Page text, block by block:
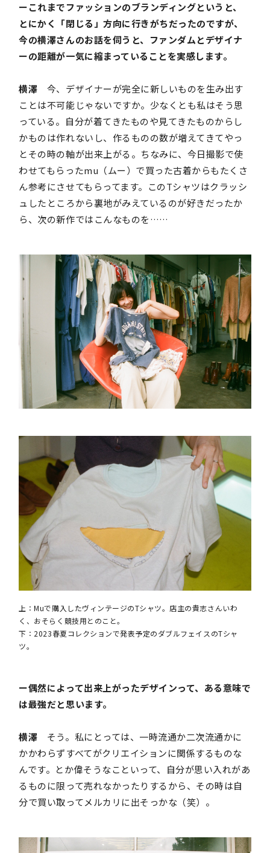
ーこれまでファッションのブランディングというと、
とにかく「閉じる」方向に行きがちだったのですが、
今の横澤さんのお話を伺うと、ファンダムとデザイナ
ーの距離が一気に縮まっていることを実感します。
横澤 今、デザイナーが完全に新しいものを生み出す
ことは不可能じゃないですか。少なくとも私はそう思
っている。自分が着てきたものや見てきたものからし
かものは作れないし、作るものの数が増えてきてやっ
とその時の軸が出来上がる。ちなみに、今日撮影で使
わせてもらったmu（ムー）で買った古着からもたくさ
ん参考にさせてもらってます。このTシャツはクラッシ
ュしたところから裏地がみえているのが好きだったか
ら、次の新作ではこんなものを……
上：Muで購入したヴィンテージのTシャツ。店主の貴志さんいわ
く、おそらく競技用とのこと。
下：2023春夏コレクションで発表予定のダブルフェイスのTシャ
ツ。
ー偶然によって出来上がったデザインって、ある意味で
は最強だと思います。
横澤 そう。私にとっては、一時流通か二次流通かに
かかわらずすべてがクリエイションに関係するものな
んです。とか偉そうなこといって、自分が思い入れがあ
るものに限って売れなかったりするから、その時は自
分で買い取ってメルカリに出そっかな（笑）。